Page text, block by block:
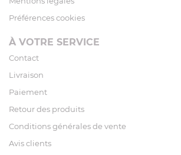
Préférences cookies
À VOTRE SERVICE
Contact
Livraison
Paiement
Retour des produits
Conditions générales de vente
Avis clients